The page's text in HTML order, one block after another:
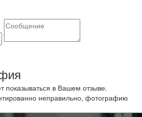
показываться в Вашем отзыве.
неправильно, фотографию